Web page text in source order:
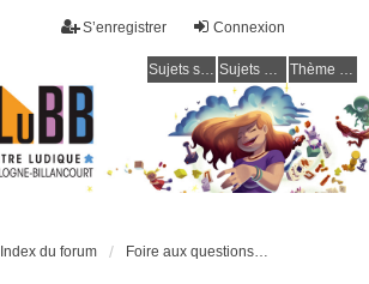
Connexion
S’enregistrer
Sujets sans réponse Sujets actifs Thème clair / foncé
Index du forum Foire aux questions (Questions posées fréquemment)